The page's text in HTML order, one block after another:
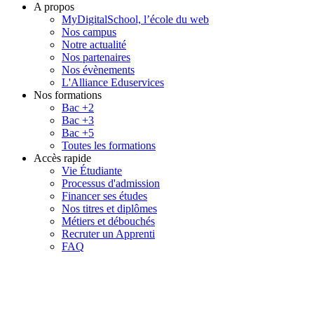
A propos
MyDigitalSchool, l’école du web
Nos campus
Notre actualité
Nos partenaires
Nos évènements
L'Alliance Eduservices
Nos formations
Bac +2
Bac +3
Bac +5
Toutes les formations
Accès rapide
Vie Étudiante
Processus d'admission
Financer ses études
Nos titres et diplômes
Métiers et débouchés
Recruter un Apprenti
FAQ